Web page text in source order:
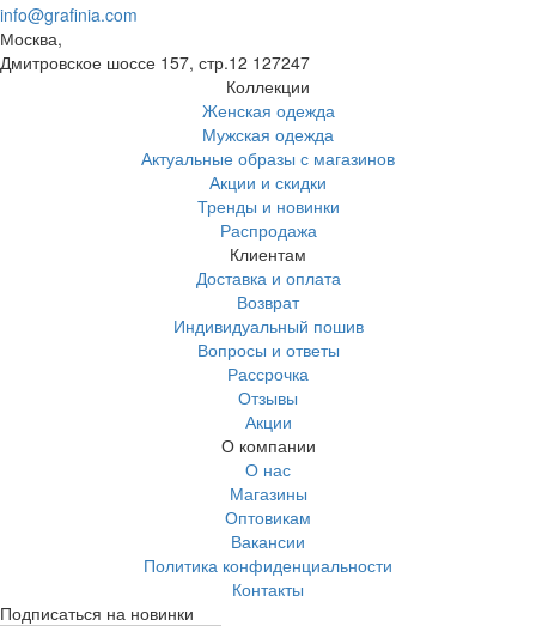
info@grafinia.com
Москва,
Дмитровское шоссе 157, стр.12 127247
Коллекции
Женская одежда
Мужская одежда
Актуальные образы с магазинов
Акции и скидки
Тренды и новинки
Распродажа
Клиентам
Доставка и оплата
Возврат
Индивидуальный пошив
Вопросы и ответы
Рассрочка
Отзывы
Акции
О компании
О нас
Магазины
Оптовикам
Вакансии
Политика конфиденциальности
Контакты
Подписаться на новинки